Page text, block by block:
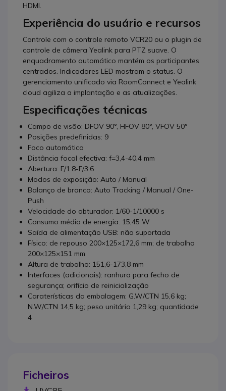
HDMI.
Experiência do usuário e recursos
Controle com o controle remoto VCR20 ou o plugin de
controle de câmera Yealink para PTZ suave. O
enquadramento automático mantém os participantes
centrados. Indicadores LED mostram o status. O
gerenciamento unificado via RoomConnect e Yealink
cloud agiliza a implantação e as atualizações.
Especificações técnicas
Campo de visão: DFOV 90°, HFOV 80°, VFOV 50°
Posições predefinidas: 9
Foco automático
Distância focal efectiva: f=3,4-40,4 mm
Abertura: F/1.8-F/3.6
Modos de exposição: Auto / Manual
Balanço de branco: Auto Tracking / Manual / One-
Push
Velocidade do obturador: 1/60-1/10000 s
Consumo médio de energia: 15,45 W
Saída de alimentação USB: não suportada
Físico: de repouso 200×125×172,6 mm; de trabalho
200×125×151 mm
Altura de trabalho: 151,6-173,8 mm
Interfaces (adicionais): ranhura para fecho de
segurança; orifício de reinicialização
Caraterísticas da embalagem: G.W/CTN 15,6 kg;
N.W/CTN 14,5 kg; peso unitário 1,29 kg; quantidade
4
Ficheiros